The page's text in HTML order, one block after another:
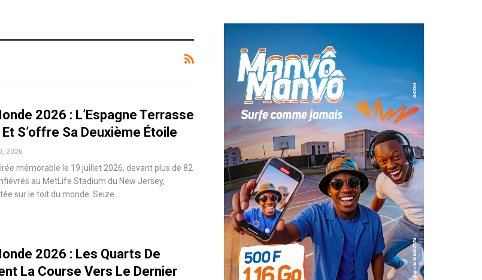
2026 : L’Espagne Terrasse
S’offre Sa Deuxième Étoile
2026
mémorable le 19 juillet 2026, devant plus de 82
au MetLife Stadium du New Jersey,
sur le toit du monde. Seize…
2026 : Les Quarts De
La Course Vers Le Dernier